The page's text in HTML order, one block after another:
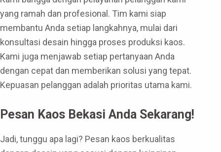
yang ramah dan profesional. Tim kami siap
membantu Anda setiap langkahnya, mulai dari
konsultasi desain hingga proses produksi kaos.
Kami juga menjawab setiap pertanyaan Anda
dengan cepat dan memberikan solusi yang tepat.
Kepuasan pelanggan adalah prioritas utama kami.
Pesan Kaos Bekasi Anda Sekarang!
Jadi, tunggu apa lagi? Pesan kaos berkualitas